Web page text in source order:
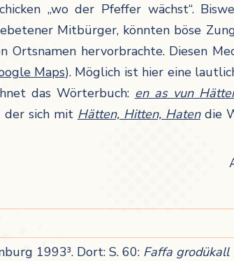
„wo der Pfeffer wächst“.
Mitbürger, könnten böse
hervorbrachte. Diesen
Maps). Möglich ist hier eine
das Wörterbuch: en as vun
der sich mit Hätten, Hitten, Hatendie
1993³. Dort: S. 60: Faffa grodükall